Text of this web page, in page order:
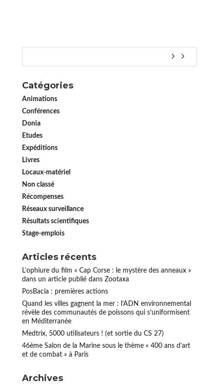
Catégories
Animations
Conférences
Donia
Etudes
Expéditions
Livres
Locaux-matériel
Non classé
Récompenses
Réseaux surveillance
Résultats scientifiques
Stage-emplois
Articles récents
L’ophiure du film « Cap Corse : le mystère des anneaux »
dans un article publié dans Zootaxa
PosBacia : premières actions
Quand les villes gagnent la mer : l’ADN environnemental
révèle des communautés de poissons qui s’uniformisent
en Méditerranée
Medtrix, 5000 utilisateurs ! (et sortie du CS 27)
46ème Salon de la Marine sous le thème « 400 ans d’art
et de combat » à Paris
Archives